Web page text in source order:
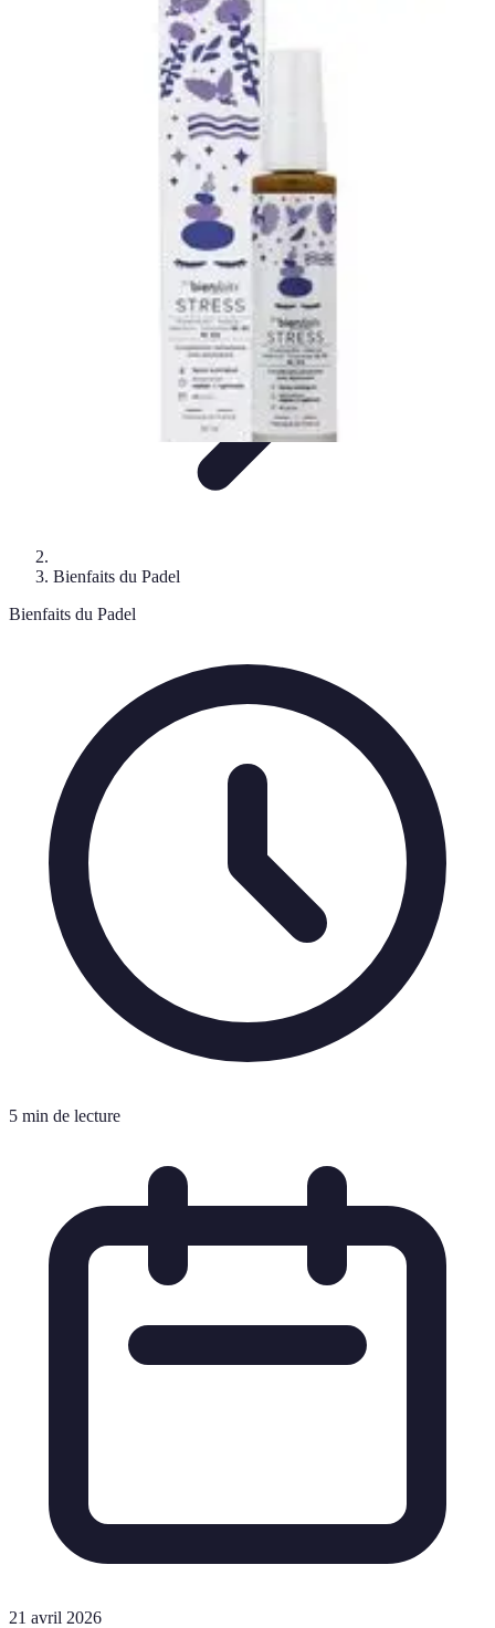
InspirationÉquipement et Matériel
Développement Personnel
Passion du Padel
Bienfaits du Padel
Bienfaits du Padel
5 min de lecture
21 avril 2026